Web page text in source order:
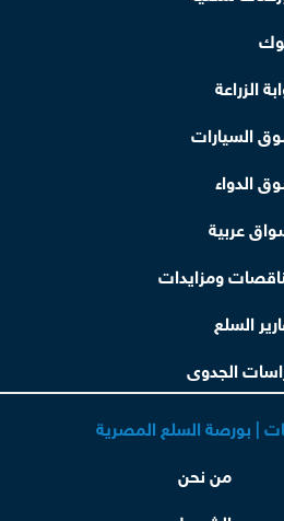
الزراعة
السيارات
الدواء
عربية
ومزايدات
السلع
الجدوى
| بورصة السلع المصرية
من نحن